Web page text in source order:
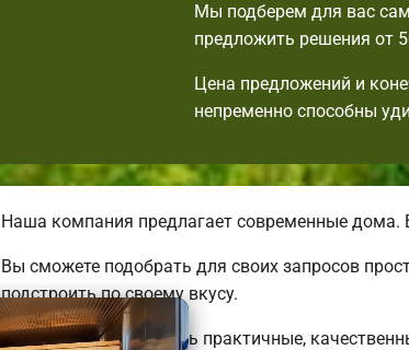
Мы подберем для вас
предложить решения от
Цена предложений и
непременно способны
Наша компания предлагает современные
Вы сможете подобрать для своих запросов
подстроить по своему вкусу.
Мы готовы предложить практичные,